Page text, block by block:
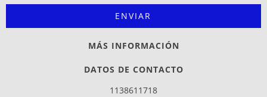
MÁS INFORMACIÓN
DATOS DE CONTACTO
1138611718